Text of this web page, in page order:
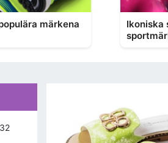
märkena
Ikoniska
32